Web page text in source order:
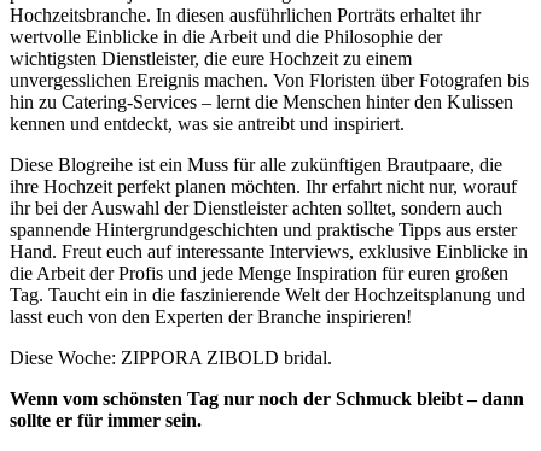
Hochzeitsbranche. In diesen ausführlichen Porträts erhaltet ihr
wertvolle Einblicke in die Arbeit und die Philosophie der
wichtigsten Dienstleister, die eure Hochzeit zu einem
unvergesslichen Ereignis machen. Von Floristen über Fotografen bis
hin zu Catering-Services – lernt die Menschen hinter den Kulissen
kennen und entdeckt, was sie antreibt und inspiriert.
Diese Blogreihe ist ein Muss für alle zukünftigen Brautpaare, die
ihre Hochzeit perfekt planen möchten. Ihr erfahrt nicht nur, worauf
ihr bei der Auswahl der Dienstleister achten solltet, sondern auch
spannende Hintergrundgeschichten und praktische Tipps aus erster
Hand. Freut euch auf interessante Interviews, exklusive Einblicke in
die Arbeit der Profis und jede Menge Inspiration für euren großen
Tag. Taucht ein in die faszinierende Welt der Hochzeitsplanung und
lasst euch von den Experten der Branche inspirieren!
Diese Woche: ZIPPORA ZIBOLD bridal.
Wenn vom schönsten Tag nur noch der Schmuck bleibt – dann
sollte er für immer sein.